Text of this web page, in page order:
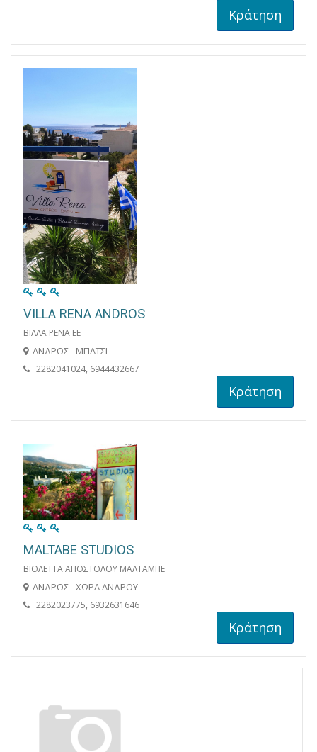
Κράτηση
VILLA RENA ANDROS
ΒΙΛΛΑ ΡΕΝΑ ΕΕ
ΑΝΔΡΟΣ - ΜΠΑΤΣΙ
2282041024, 6944432667
Κράτηση
MALTABE STUDIOS
ΒΙΟΛΕΤΤΑ ΑΠΟΣΤΟΛΟΥ ΜΑΛΤΑΜΠΕ
ΑΝΔΡΟΣ - ΧΩΡΑ ΑΝΔΡΟΥ
2282023775, 6932631646
Κράτηση